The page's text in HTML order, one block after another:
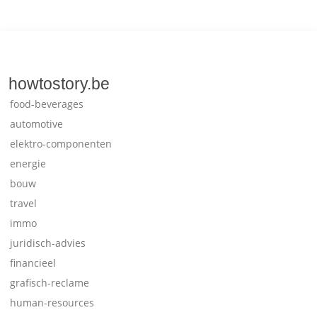
howtostory.be
food-beverages
automotive
elektro-componenten
energie
bouw
travel
immo
juridisch-advies
financieel
grafisch-reclame
human-resources